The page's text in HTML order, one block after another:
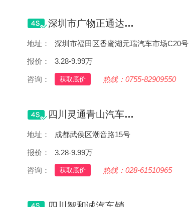
深圳市广物正通达汽车贸易有限公司(香蜜湖店)
地址： 深圳市福田区香蜜湖元瑞汽车市场C20号
报价： 3.28-9.99万
咨询： 获取底价 热线：0755-82909550
四川灵通青山汽车销售服务有限公司
地址： 成都武侯区潮音路15号
报价： 3.28-9.99万
咨询： 获取底价 热线：028-61510965